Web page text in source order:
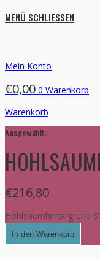
MENÜ SCHLIESSEN
Mein Konto
€0,00 0 Warenkorb
Warenkorb
Ausgewählt:
€216,80
Hohlsaumhintergrund
In den Warenkorb